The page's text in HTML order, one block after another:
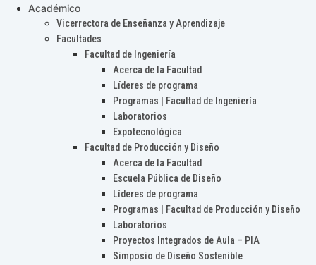
Académico
Vicerrectora de Enseñanza y Aprendizaje
Facultades
Facultad de Ingeniería
Acerca de la Facultad
Líderes de programa
Programas | Facultad de Ingeniería
Laboratorios
Expotecnológica
Facultad de Producción y Diseño
Acerca de la Facultad
Escuela Pública de Diseño
Líderes de programa
Programas | Facultad de Producción y Diseño
Laboratorios
Proyectos Integrados de Aula – PIA
Simposio de Diseño Sostenible